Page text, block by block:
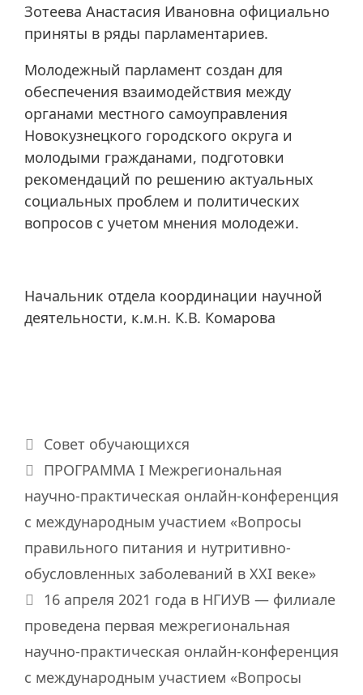
Зотеева Анастасия Ивановна официально
приняты в ряды парламентариев.
Молодежный парламент создан для
обеспечения взаимодействия между
органами местного самоуправления
Новокузнецкого городского округа и
молодыми гражданами, подготовки
рекомендаций по решению актуальных
социальных проблем и политических
вопросов с учетом мнения молодежи.
Начальник отдела координации научной
деятельности, к.м.н. К.В. Комарова
Рубрики
Совет обучающихся
ПРОГРАММА I Межрегиональная
научно-практическая онлайн-конференция
с международным участием «Вопросы
правильного питания и нутритивно-
обусловленных заболеваний в ХХI веке»
16 апреля 2021 года в НГИУВ — филиале
проведена первая межрегиональная
научно-практическая онлайн-конференция
с международным участием «Вопросы